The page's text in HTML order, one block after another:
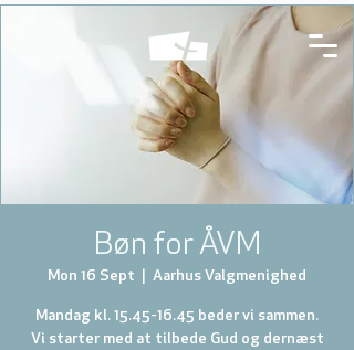
Bøn for ÅVM
Mon 16 Sept Aarhus Valgmenighed
Mandag kl. 15.45-16.45 beder vi sammen.
Vi starter med at tilbede Gud og dernæst